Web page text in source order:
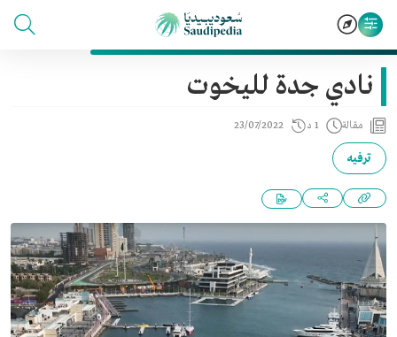
نادي جدة لليخوت
مقالة 1 د 23/07/2022
ترفيه